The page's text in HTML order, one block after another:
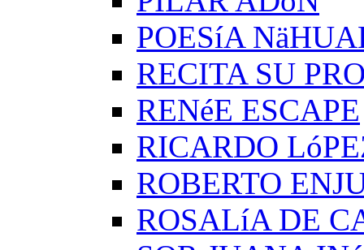
POESíA
RECITA SU
RENéE ESCAPE
RICARDO
ROBERTO
ROSALíA DE